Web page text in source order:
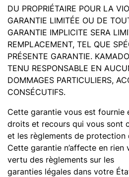
DU PROPRIÉTAIRE POUR LA
GARANTIE LIMITÉE OU DE
GARANTIE IMPLICITE SERA
REMPLACEMENT, TEL QUE
PRÉSENTE GARANTIE.
TENU RESPONSABLE EN
DOMMAGES PARTICULIERS,
CONSÉCUTIFS.
Cette garantie vous est fournie
droits et recours qui vous sont
et les règlements de protection
Cette garantie n’affecte en
vertu des règlements sur les
garanties légales dans votre